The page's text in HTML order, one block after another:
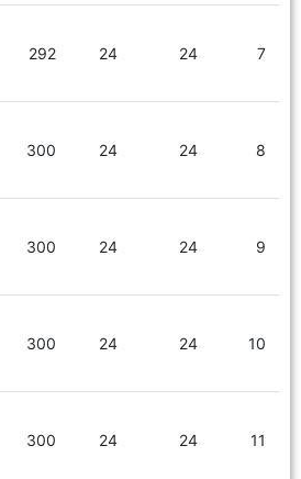
7
24
24
292
8
24
24
300
9
24
24
300
10
24
24
300
11
24
24
300